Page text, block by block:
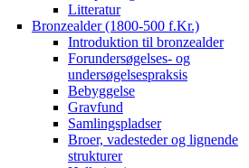
Litteratur
Bronzealder (1800-500 f.Kr.)
Introduktion til bronzealder
Forundersøgelses- og
undersøgelsespraksis
Bebyggelse
Gravfund
Samlingspladser
Broer, vadesteder og lignende
strukturer